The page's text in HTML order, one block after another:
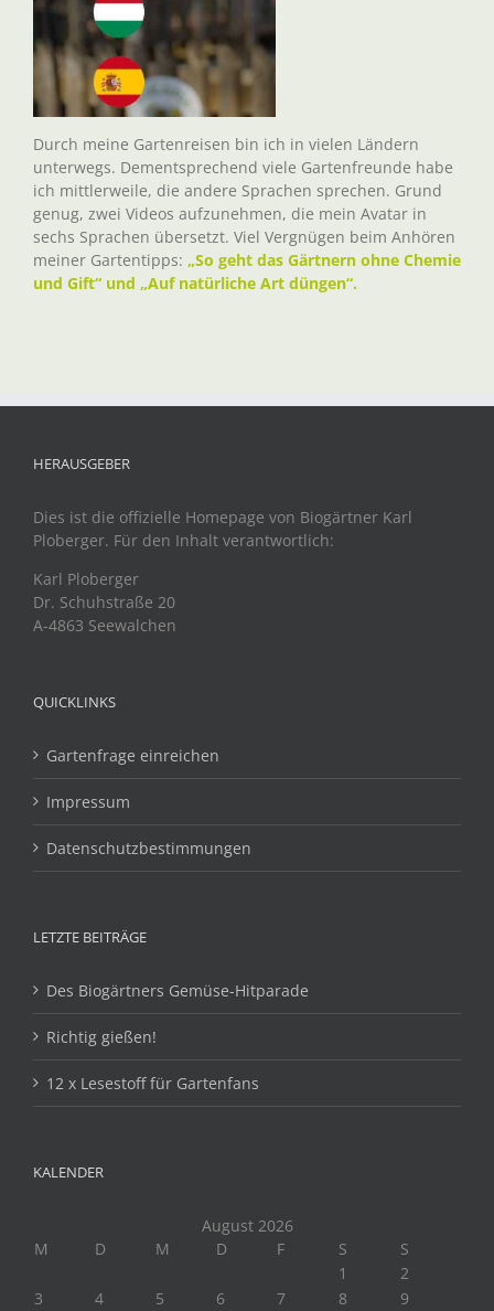
Durch meine Gartenreisen bin ich in vielen Ländern
unterwegs. Dementsprechend viele Gartenfreunde habe
ich mittlerweile, die andere Sprachen sprechen. Grund
genug, zwei Videos aufzunehmen, die mein Avatar in
sechs Sprachen übersetzt. Viel Vergnügen beim Anhören
meiner Gartentipps: „So geht das Gärtnern ohne Chemie
und Gift“ und „Auf natürliche Art düngen“.
HERAUSGEBER
Dies ist die offizielle Homepage von Biogärtner Karl
Ploberger. Für den Inhalt verantwortlich:
Karl Ploberger
Dr. Schuhstraße 20
A-4863 Seewalchen
QUICKLINKS
Gartenfrage einreichen
Impressum
Datenschutzbestimmungen
LETZTE BEITRÄGE
Des Biogärtners Gemüse-Hitparade
Richtig gießen!
12 x Lesestoff für Gartenfans
KALENDER
August 2026
M
D M D F S
S
1
2
3
4 5 6 7 8 9